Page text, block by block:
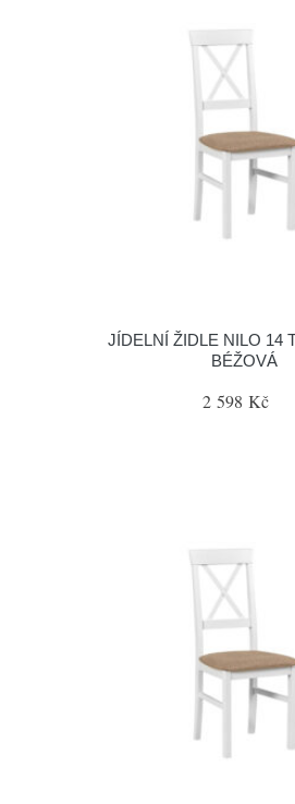
JÍDELNÍ ŽIDLE NILO 14
BÉŽOVÁ
2 598 Kč